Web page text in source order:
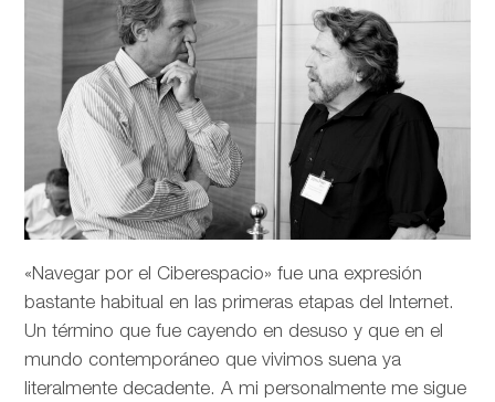
«Navegar por el Ciberespacio» fue una expresión
bastante habitual en las primeras etapas del Internet.
Un término que fue cayendo en desuso y que en el
mundo contemporáneo que vivimos suena ya
literalmente decadente. A mi personalmente me sigue